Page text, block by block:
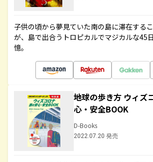
子供の頃から夢見ていた南の島に滞在する
が、島で出合うトロピカルでマジカルな45
憶。
地球の歩き方 ウィズ
心・安全BOOK
D-Books
2022.07.20 発売